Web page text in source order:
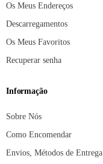
Os Meus Endereços
Descarregamentos
Os Meus Favoritos
Recuperar senha
Informação
Sobre Nós
Como Encomendar
Envios, Métodos de Entrega